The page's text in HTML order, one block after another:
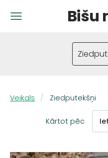
Bišu
Veikals Ziedputekšņi
Kārtot pēc